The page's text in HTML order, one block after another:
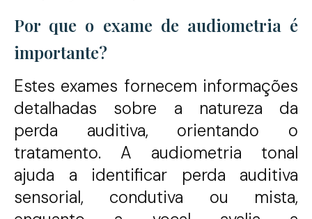
Por que o exame de audiometria é
importante?
Estes exames fornecem informações
detalhadas sobre a natureza da
perda auditiva, orientando o
tratamento. A audiometria tonal
ajuda a identificar perda auditiva
sensorial, condutiva ou mista,